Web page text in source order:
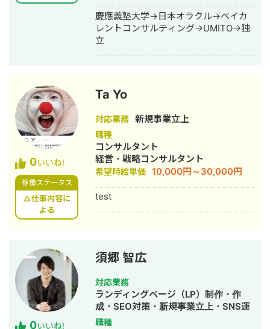
慶應義塾大学→日本オラクル→ベイカ
レントコンサルティング→UMITO→独
立
0いいね!
稼働ステータス
△仕事内容に
よる
Ta Yo
対応業務 新規事業立上
職種
コンサルタント
経営・戦略コンサルタント
希望時給単価 10,000円～30,000円
test
0いいね!
須郷 智広
対応業務
ランディングページ（LP）制作・作
成・SEO対策・新規事業立上・SNS運
用代行・記事作成代行・ライティン
職種